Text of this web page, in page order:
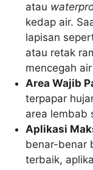
atau
kedap air.
lapisan
atau retak
mencegah
Area Wajib
terpapar
area lembab
Aplikasi
benar-benar
terbaik,